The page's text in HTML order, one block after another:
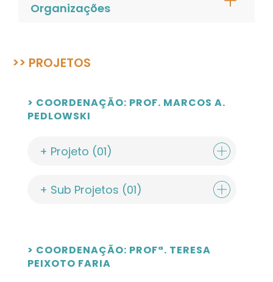
Organizações
>> PROJETOS
> COORDENAÇÃO: PROF. MARCOS A.
PEDLOWSKI
+ Projeto (01)
+ Sub Projetos (01)
> COORDENAÇÃO: PROFª. TERESA
PEIXOTO FARIA